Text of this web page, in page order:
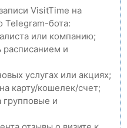
VisitTime на
Telegram-бота:
или компанию;
расписанием и
услугах или акциях;
карту/кошелек/счет;
групповые и